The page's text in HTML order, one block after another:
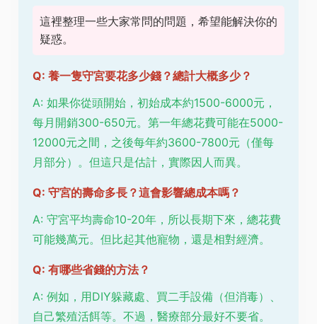
這裡整理一些大家常問的問題，希望能解決你的
疑惑。
Q: 養一隻守宮要花多少錢？總計大概多少？
A: 如果你從頭開始，初始成本約1500-6000元，
每月開銷300-650元。第一年總花費可能在5000-
12000元之間，之後每年約3600-7800元（僅每
月部分）。但這只是估計，實際因人而異。
Q: 守宮的壽命多長？這會影響總成本嗎？
A: 守宮平均壽命10-20年，所以長期下來，總花費
可能幾萬元。但比起其他寵物，還是相對經濟。
Q: 有哪些省錢的方法？
A: 例如，用DIY躲藏處、買二手設備（但消毒）、
自己繁殖活餌等。不過，醫療部分最好不要省。